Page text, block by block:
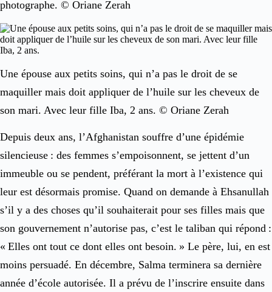
photographe. © Oriane Zerah
Une épouse aux petits soins, qui n’a pas le droit de se
maquiller mais doit appliquer de l’huile sur les cheveux de
son mari. Avec leur fille Iba, 2 ans. © Oriane Zerah
Depuis deux ans, l’Afghanistan souffre d’une épidémie
silencieuse : des femmes s’empoisonnent, se jettent d’un
immeuble ou se pendent, préférant la mort à l’existence qui
leur est désormais promise. Quand on demande à Ehsanullah
s’il y a des choses qu’il souhaiterait pour ses filles mais que
son gouvernement n’autorise pas, c’est le taliban qui répond :
« Elles ont tout ce dont elles ont besoin. » Le père, lui, en est
moins persuadé. En décembre, Salma terminera sa dernière
année d’école autorisée. Il a prévu de l’inscrire ensuite dans